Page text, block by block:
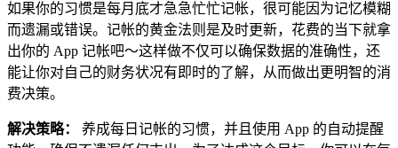
如果你的习惯是每月底才急急忙忙记帐，很可能因为记忆模糊
而遗漏或错误。记帐的黄金法则是及时更新，花费的当下就拿
出你的 App 记帐吧～这样做不仅可以确保数据的准确性，还
能让你对自己的财务状况有即时的了解，从而做出更明智的消
费决策。
解决策略：
养成每日记帐的习惯，并且使用 App 的自动提醒